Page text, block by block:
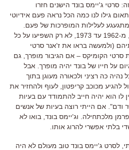
סרטי ג'יימס בונד הישנים חזרו
גילו לנו כמה הכל נראה פעם אידיוטי
לעלילות המופרכות של פעם.
סרטי ג'יימס בונד הראשונים, מ-1962 עד 1973, לא רק השפיעו על כל
(ולמעשה בראו את ז'אנר סרטי
הקומיקס – אם הגיבור מופרך, גם
על חייו של בונד יהיה מופרך. אבל
כה רציני ולכאורה מעוגן בתוך
להגיע מכוכב קריפטון, לעוף ולהחזיר את
לו הוא יהיה חייב להתמודד עם בעיות
ודם". אם הייתי רוצה בעיות של אנשים
מלכתחילה. וג'יימס בונד, בואו לא
בלתי אפשרי להרוג אותו.
לסרט ג'יימס בונד טוב מעולם לא היה